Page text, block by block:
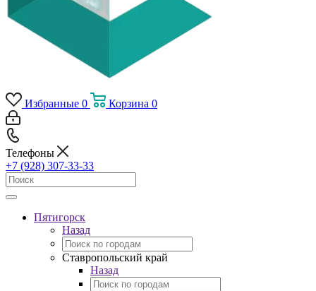
Избранные 0 Корзина 0
Телефоны
+7 (928) 307-33-33
Пятигорск
Назад
Ставропольский край
Назад